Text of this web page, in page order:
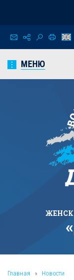
МЕНЮ
Главная » Новости